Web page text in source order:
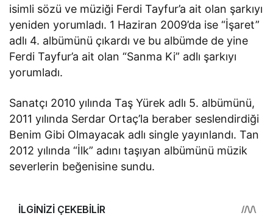
isimli sözü ve müziği Ferdi Tayfur’a ait olan şarkıyı
yeniden yorumladı. 1 Haziran 2009’da ise “İşaret”
adlı 4. albümünü çıkardı ve bu albümde de yine
Ferdi Tayfur’a ait olan “Sanma Ki” adlı şarkıyı
yorumladı.
Sanatçı 2010 yılında Taş Yürek adlı 5. albümünü,
2011 yılında Serdar Ortaç’la beraber seslendirdiği
Benim Gibi Olmayacak adlı single yayınlandı. Tan
2012 yılında “İlk” adını taşıyan albümünü müzik
severlerin beğenisine sundu.